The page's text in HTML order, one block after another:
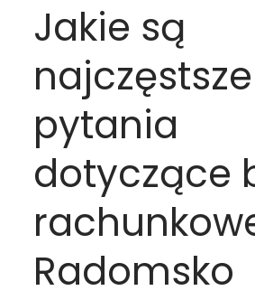
Jakie są
najczęstsze
pytania
dotyczące
Radomsko